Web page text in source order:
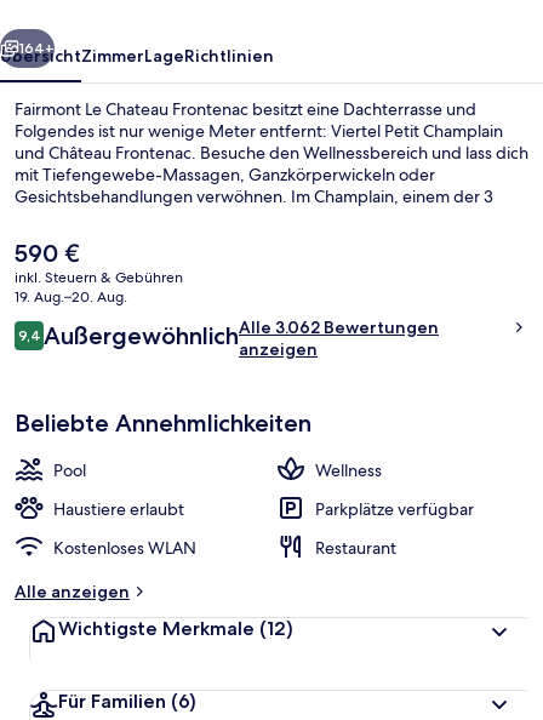
Weiter
164+
ÜbersichtZimmerLageRichtlinien
Fairmont Le Chateau Frontenac besitzt eine Dachterrasse und
Folgendes ist nur wenige Meter entfernt: Viertel Petit Champlain
und Château Frontenac. Besuche den Wellnessbereich und lass dich
mit Tiefengewebe-Massagen, Ganzkörperwickeln oder
Gesichtsbehandlungen verwöhnen. Im Champlain, einem der 3
weitere Highlights bietet dieses Hotel im luxuriösen Stil einen
Innenpool, eine Loungebar und ein Fitnesscenter. Anderen
Reisenden gefallen das hilfsbereite Personal und die Lage sehr gut.
Der
aktuelle
Preis
590 €.
590 €
inkl. Steuern & Gebühren
19. Aug.–20. Aug.
Bewertungen
9,49,4 von 10.
AußergewöhnlichAlle 3.062 Bewertungen
anzeigen
Beliebte Annehmlichkeiten
Pool
Wellness
Haustiere erlaubt
Parkplätze verfügbar
Kostenloses WLAN
Restaurant
Alle anzeigen
Wichtigste Merkmale (12)
Für Familien (6)